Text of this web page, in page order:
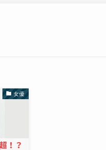
女優